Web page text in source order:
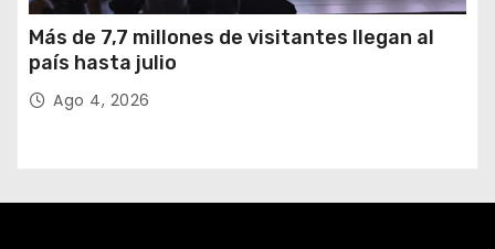
Más de 7,7 millones de visitantes llegan al
país hasta julio
Ago 4, 2026